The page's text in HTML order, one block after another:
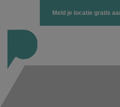
Meld je locatie gratis